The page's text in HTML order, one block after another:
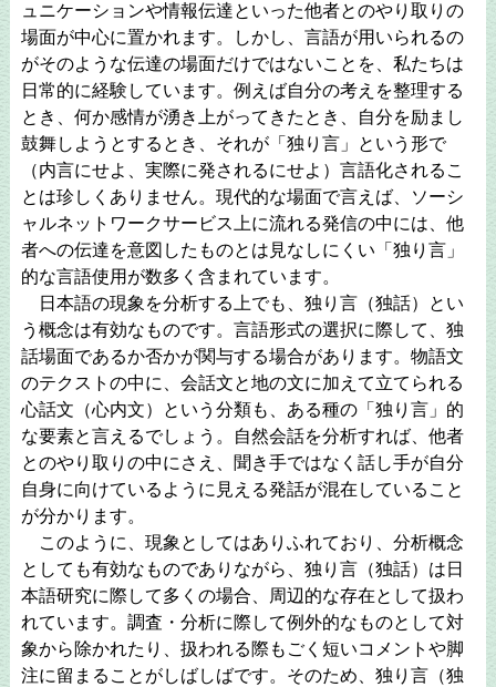
ュニケーションや情報伝達といった他者とのやり取りの
場面が中心に置かれます。しかし、言語が用いられるの
がそのような伝達の場面だけではないことを、私たちは
日常的に経験しています。例えば自分の考えを整理する
とき、何か感情が湧き上がってきたとき、自分を励まし
鼓舞しようとするとき、それが「独り言」という形で
（内言にせよ、実際に発されるにせよ）言語化されるこ
とは珍しくありません。現代的な場面で言えば、ソーシ
ャルネットワークサービス上に流れる発信の中には、他
者への伝達を意図したものとは見なしにくい「独り言」
的な言語使用が数多く含まれています。
日本語の現象を分析する上でも、独り言（独話）とい
う概念は有効なものです。言語形式の選択に際して、独
話場面であるか否かが関与する場合があります。物語文
のテクストの中に、会話文と地の文に加えて立てられる
心話文（心内文）という分類も、ある種の「独り言」的
な要素と言えるでしょう。自然会話を分析すれば、他者
とのやり取りの中にさえ、聞き手ではなく話し手が自分
自身に向けているように見える発話が混在していること
が分かります。
このように、現象としてはありふれており、分析概念
としても有効なものでありながら、独り言（独話）は日
本語研究に際して多くの場合、周辺的な存在として扱わ
れています。調査・分析に際して例外的なものとして対
象から除かれたり、扱われる際もごく短いコメントや脚
注に留まることがしばしばです。そのため、独り言（独